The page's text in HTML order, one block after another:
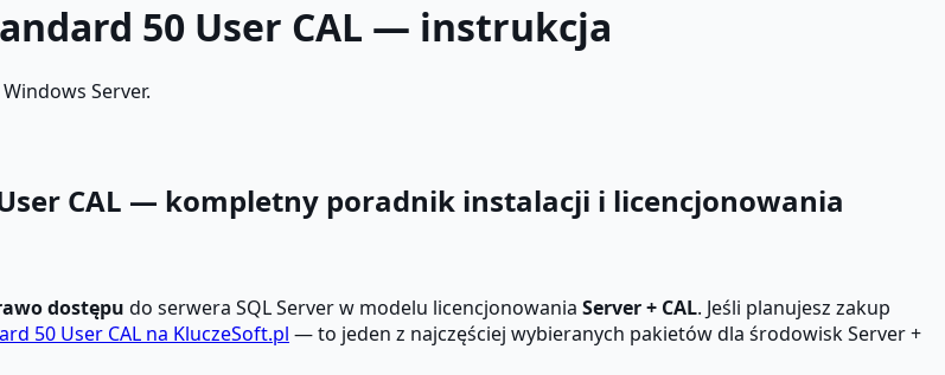
50 User CAL — instrukcja
Server.
CAL — kompletny poradnik instalacji i licencjonowania
dostępu do serwera SQL Server w modelu licencjonowania Server + CAL. Jeśli planujesz zakup
50 User CAL na KluczeSoft.pl — to jeden z najczęściej wybieranych pakietów dla środowisk Server +